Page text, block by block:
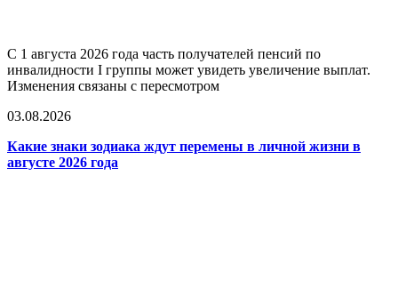
С 1 августа 2026 года часть получателей пенсий по
инвалидности I группы может увидеть увеличение выплат.
Изменения связаны с пересмотром
03.08.2026
Какие знаки зодиака ждут перемены в личной жизни в
августе 2026 года